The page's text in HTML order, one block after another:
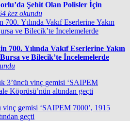
Şehit Olan Polisler İçin
kez okundu
700. Yılında Vakıf Eserlerine Yakın
ve Bilecik’te İncelemelerde
vinç gemisi ‘SAIPEM 7000’, 1915
geçti